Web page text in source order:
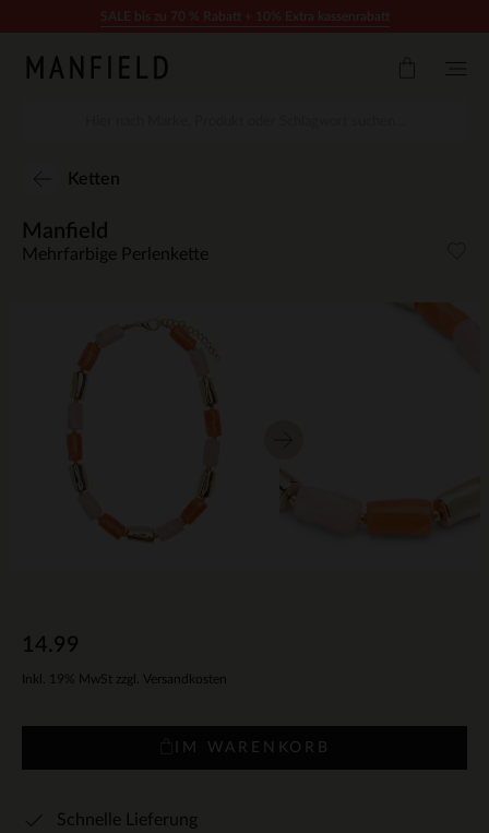
Ketten
Manfield
Mehrfarbige Perlenkette
14.99
Inkl. 19% MwSt zzgl. Versandkosten
IM WARENKORB
Schnelle Lieferung